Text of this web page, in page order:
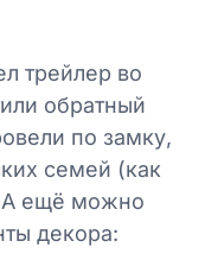
трейлер во
обратный
по замку,
семей (как
А ещё можно
декора: